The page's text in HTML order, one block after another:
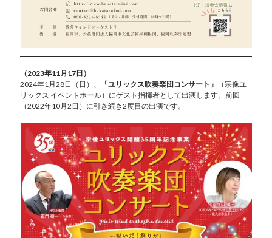
（2023年11月17日）
2024年1月28日（日）、
「ユリックス吹奏楽団コンサート」
（宗像ユ
リックス イベントホール）にゲスト指揮者として出演します。前回
（2022年10月2日）に引き続き2度目の出演です。